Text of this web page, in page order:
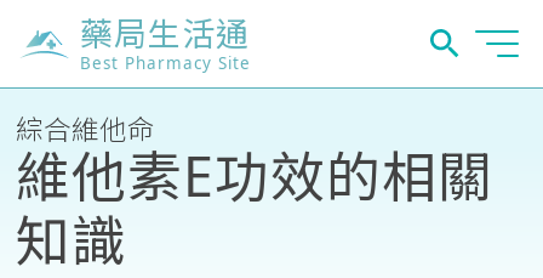
藥局生活通
Best Pharmacy Site
綜合維他命
維他素E功效的相關
知識